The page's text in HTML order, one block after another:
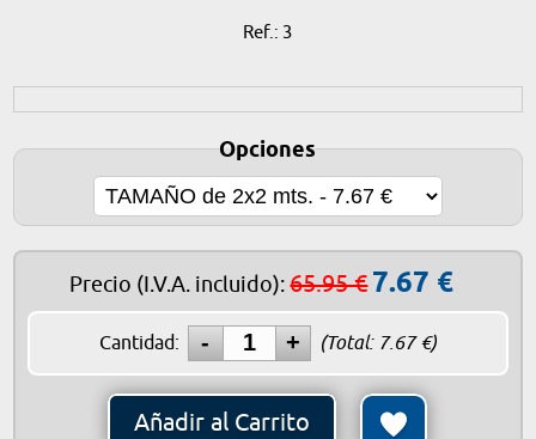
Ref.: 3
Opciones
Precio (I.V.A. incluido): 65.95 €7.67 €
Cantidad: (Total: 7.67€)
Añadir al Carrito